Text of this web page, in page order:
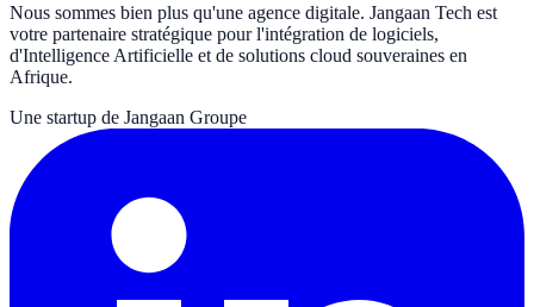
Nous sommes bien plus qu'une agence digitale. Jangaan Tech est
votre partenaire stratégique pour l'intégration de logiciels,
d'Intelligence Artificielle et de solutions cloud souveraines en
Afrique.
Une startup de Jangaan Groupe